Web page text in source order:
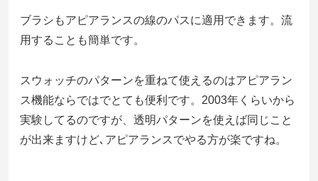
ブラシもアピアランスの線のパスに適用できます。流
用することも簡単です。
スウォッチのパターンを重ねて使えるのはアピアラン
ス機能ならではでとても便利です。2003年くらいから
実験してるのですが、透明パターンを使えば同じこと
が出来ますけど､アピアランスでやる方が楽ですね。